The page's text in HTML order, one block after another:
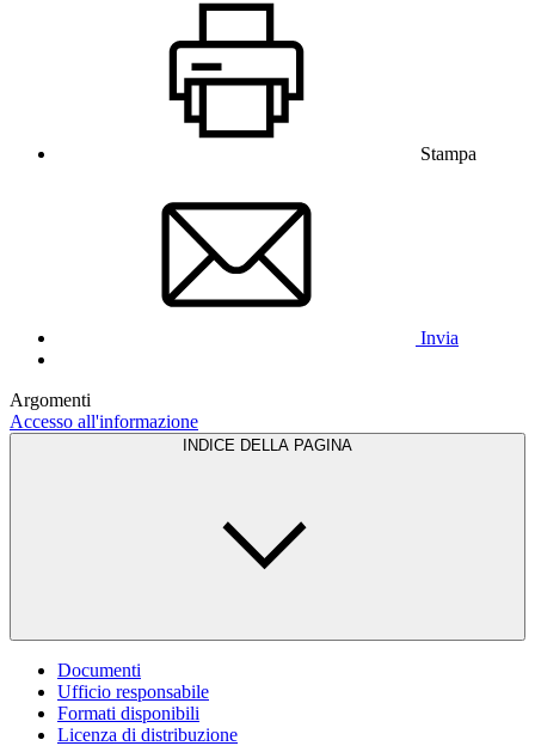
Stampa
Invia
Argomenti
Accesso all'informazione
INDICE DELLA PAGINA
Documenti
Ufficio responsabile
Formati disponibili
Licenza di distribuzione